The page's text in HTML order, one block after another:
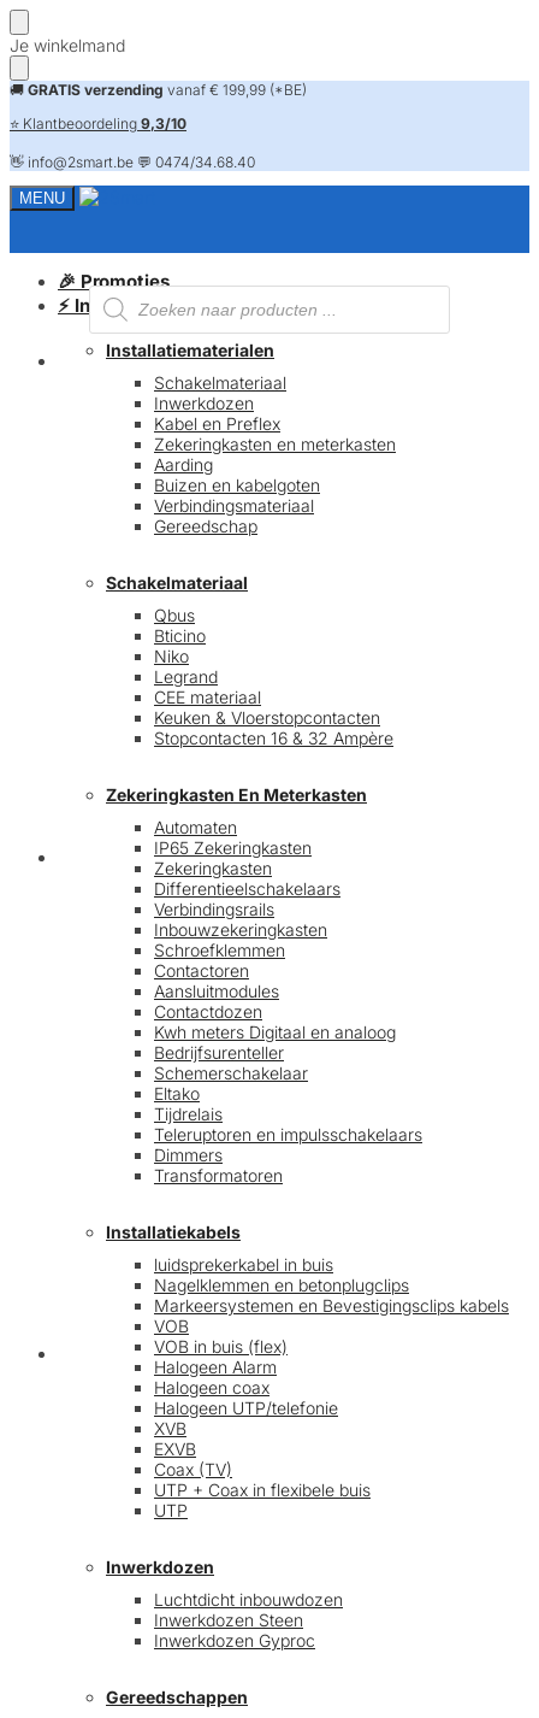
Skip
to
navigation
Skip
to
content
Je winkelmand
🚚 GRATIS verzending vanaf € 199,99 (*BE)
⭐ Klantbeoordeling 9,3/10
👋 info@2smart.be 💬 0474/34.68.40
MENU
Producten
zoeken
FAQ
Mijn account
🎉 Promoties
⚡ Installatiematerialen
Installatiematerialen
Schakelmateriaal
Inwerkdozen
Kabel en Preflex
Zekeringkasten en meterkasten
Aarding
Buizen en kabelgoten
Verbindingsmateriaal
Gereedschap
Schakelmateriaal
Qbus
Bticino
Niko
Legrand
CEE materiaal
Keuken & Vloerstopcontacten
Stopcontacten 16 & 32 Ampère
Zekeringkasten En Meterkasten
Automaten
IP65 Zekeringkasten
Zekeringkasten
Differentieelschakelaars
Verbindingsrails
Inbouwzekeringkasten
Schroefklemmen
Contactoren
Aansluitmodules
Contactdozen
Kwh meters Digitaal en analoog
Bedrijfsurenteller
Schemerschakelaar
Eltako
Tijdrelais
Teleruptoren en impulsschakelaars
Dimmers
Transformatoren
Installatiekabels
luidsprekerkabel in buis
Nagelklemmen en betonplugclips
Markeersystemen en Bevestigingsclips kabels
VOB
VOB in buis (flex)
Halogeen Alarm
Halogeen coax
Halogeen UTP/telefonie
XVB
EXVB
Coax (TV)
UTP + Coax in flexibele buis
UTP
Inwerkdozen
Luchtdicht inbouwdozen
Inwerkdozen Steen
Inwerkdozen Gyproc
Gereedschappen